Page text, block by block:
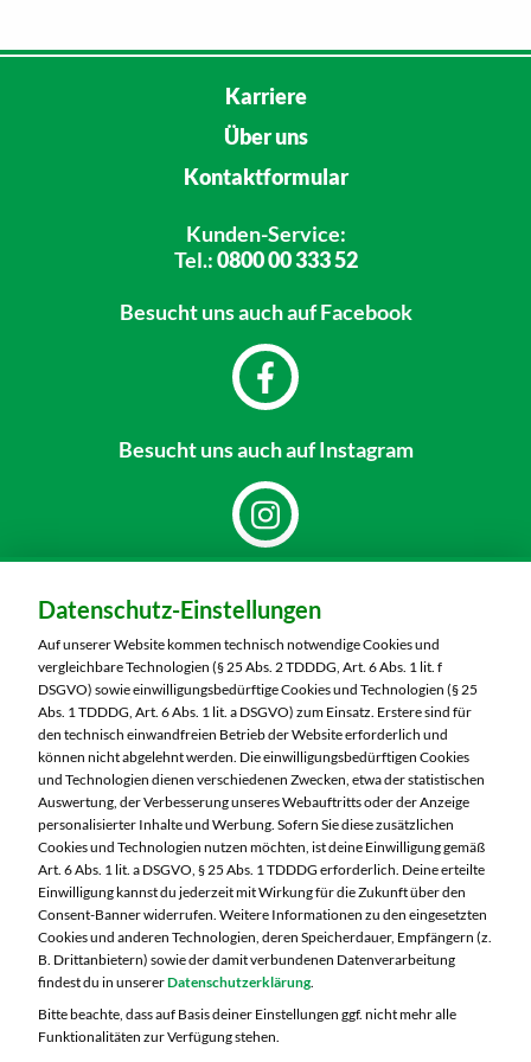
Karriere
Über uns
Kontaktformular
Kunden-Service:
Tel.:0800 00 333 52
Besucht unsauch auf Facebook
Besucht unsauch auf Instagram
MARKTKAUF Görlitz
Nieskyer Straße 100
02828 Görlitz
Telefon:03581 3670
Markt ändern
Öffnungszeiten diese Woche:
Mo:
07:00 – 20:00 Uhr
Di:
07:00 – 20:00 Uhr
Mi:
07:00 – 20:00 Uhr
Do:
07:00 – 21:00 Uhr
Fr:
07:00 – 21:00 Uhr
Datenschutz-Einstellungen
Auf unserer Website kommen technisch notwendige Cookies und
vergleichbare Technologien (§ 25 Abs. 2 TDDDG, Art. 6 Abs. 1 lit. f
DSGVO) sowie einwilligungsbedürftige Cookies und Technologien (§ 25
Abs. 1 TDDDG, Art. 6 Abs. 1 lit. a DSGVO) zum Einsatz. Erstere sind für
den technisch einwandfreien Betrieb der Website erforderlich und
können nicht abgelehnt werden. Die einwilligungsbedürftigen Cookies
und Technologien dienen verschiedenen Zwecken, etwa der statistischen
Auswertung, der Verbesserung unseres Webauftritts oder der Anzeige
personalisierter Inhalte und Werbung. Sofern Sie diese zusätzlichen
Cookies und Technologien nutzen möchten, ist deine Einwilligung gemäß
Art. 6 Abs. 1 lit. a DSGVO, § 25 Abs. 1 TDDDG erforderlich. Deine erteilte
Einwilligung kannst du jederzeit mit Wirkung für die Zukunft über den
Consent-Banner widerrufen. Weitere Informationen zu den eingesetzten
Cookies und anderen Technologien, deren Speicherdauer, Empfängern (z.
B. Drittanbietern) sowie der damit verbundenen Datenverarbeitung
findest du in unsererDatenschutzerklärung.
Bitte beachte, dass auf Basis deiner Einstellungen ggf. nicht mehr alle
Funktionalitäten zur Verfügung stehen.